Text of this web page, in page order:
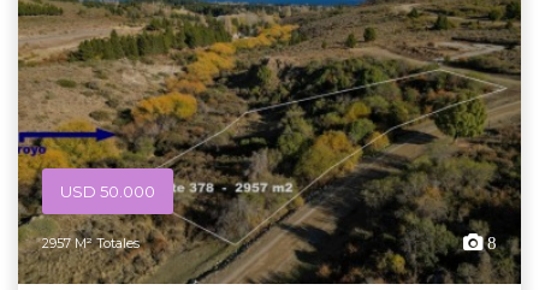
USD 50.000
2957 M² Totales 8